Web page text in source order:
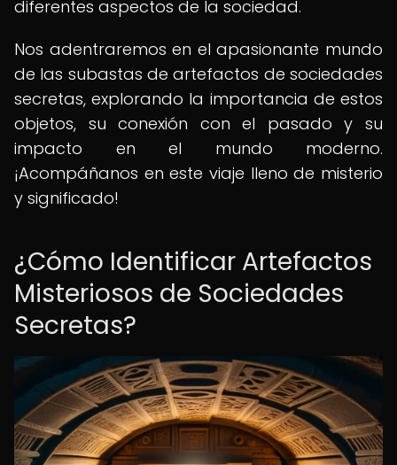
diferentes aspectos de la sociedad.
Nos adentraremos en el apasionante mundo
de las subastas de artefactos de sociedades
secretas, explorando la importancia de estos
objetos, su conexión con el pasado y su
impacto en el mundo moderno.
¡Acompáñanos en este viaje lleno de misterio
y significado!
¿Cómo Identificar Artefactos
Misteriosos de Sociedades
Secretas?